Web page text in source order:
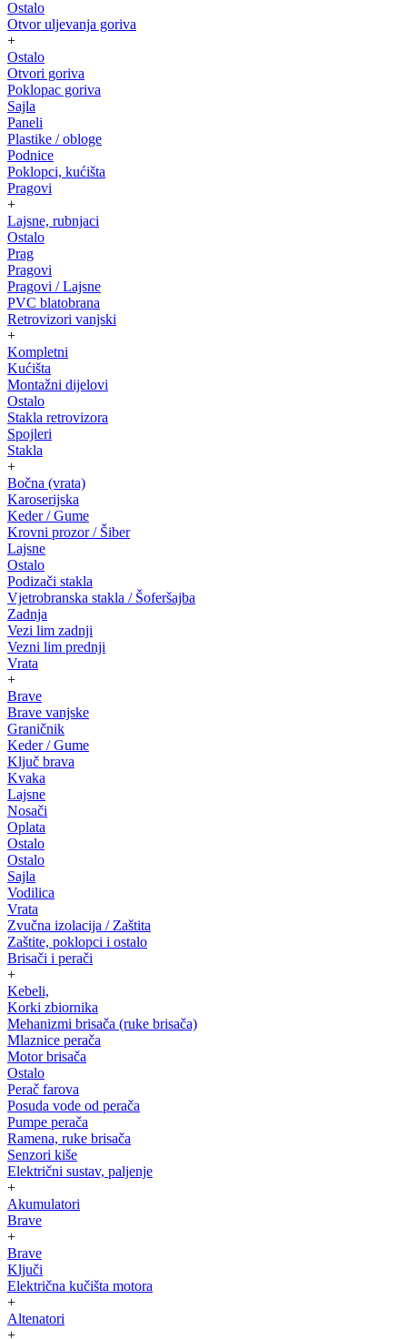
Ostalo
Otvor uljevanja goriva
+
Ostalo
Otvori goriva
Poklopac goriva
Sajla
Paneli
Plastike / obloge
Podnice
Poklopci, kućišta
Pragovi
+
Lajsne, rubnjaci
Ostalo
Prag
Pragovi
Pragovi / Lajsne
PVC blatobrana
Retrovizori vanjski
+
Kompletni
Kućišta
Montažni dijelovi
Ostalo
Stakla retrovizora
Spojleri
Stakla
+
Bočna (vrata)
Karoserijska
Keder / Gume
Krovni prozor / Šiber
Lajsne
Ostalo
Podizači stakla
Vjetrobranska stakla / Šoferšajba
Zadnja
Vezi lim zadnji
Vezni lim prednji
Vrata
+
Brave
Brave vanjske
Graničnik
Keder / Gume
Ključ brava
Kvaka
Lajsne
Nosači
Oplata
Ostalo
Ostalo
Sajla
Vodilica
Vrata
Zvučna izolacija / Zaštita
Zaštite, poklopci i ostalo
Brisači i perači
+
Kebeli,
Korki zbiornika
Mehanizmi brisača (ruke brisača)
Mlaznice perača
Motor brisača
Ostalo
Perač farova
Posuda vode od perača
Pumpe perača
Ramena, ruke brisača
Senzori kiše
Električni sustav, paljenje
+
Akumulatori
Brave
+
Brave
Ključi
Električna kučišta motora
+
Altenatori
+